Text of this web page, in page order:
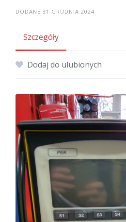
DODANE 31 GRUDNIA 2024
Szczegóły
Dodaj do ulubionych